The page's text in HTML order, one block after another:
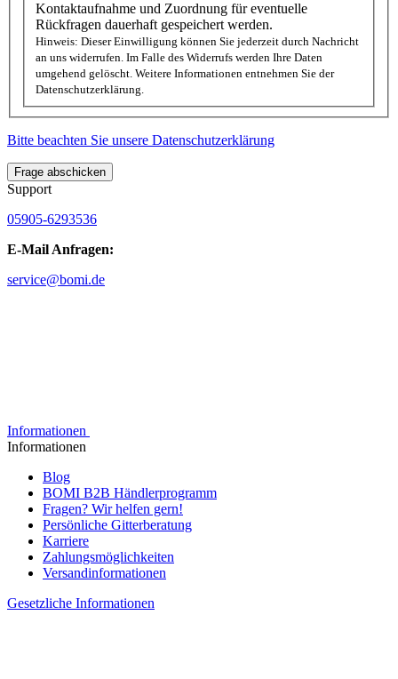
Kontaktaufnahme und Zuordnung für eventuelle
Rückfragen dauerhaft gespeichert werden.
Hinweis: Dieser Einwilligung können Sie jederzeit durch Nachricht
an uns widerrufen. Im Falle des Widerrufs werden Ihre Daten
umgehend gelöscht. Weitere Informationen entnehmen Sie der
Datenschutzerklärung.
Bitte beachten Sie unsere Datenschutzerklärung
Frage abschicken
Support
05905-6293536
E-Mail Anfragen:
service@bomi.de
Informationen
Informationen
Blog
BOMI B2B Händlerprogramm
Fragen? Wir helfen gern!
Persönliche Gitterberatung
Karriere
Zahlungsmöglichkeiten
Versandinformationen
Gesetzliche Informationen